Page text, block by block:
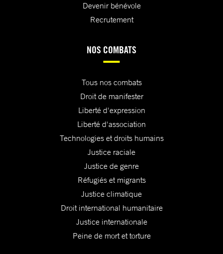
Devenir bénévole
Recrutement
NOS COMBATS
Tous nos combats
Droit de manifester
Liberté d'expression
Liberté d'association
Technologies et droits humains
Justice raciale
Justice de genre
Réfugiés et migrants
Justice climatique
Droit international humanitaire
Justice internationale
Peine de mort et torture